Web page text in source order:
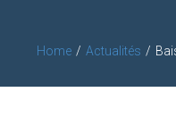
Home Actualités